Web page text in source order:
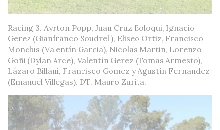
Racing 3. Ayrton Popp, Juan Cruz Boloqui, Ignacio
Gerez (Gianfranco Soudrell), Eliseo Ortiz, Francisco
Monclus (Valentín Garcia), Nicolas Martin, Lorenzo
Goñi (Dylan Arce), Valentín Gerez (Tomas Armesto),
Lázaro Billani, Francisco Gomez y Agustín Fernandez
(Emanuel Villegas). DT. Mauro Zurita.